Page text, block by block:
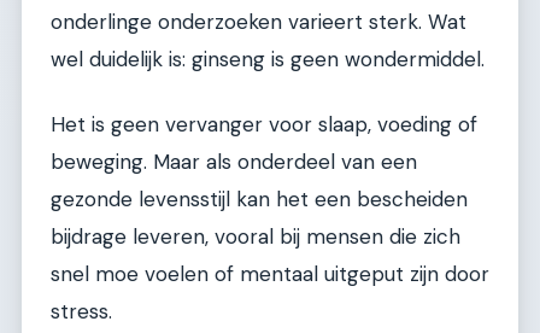
onderlinge onderzoeken varieert sterk. Wat
wel duidelijk is: ginseng is geen wondermiddel.
Het is geen vervanger voor slaap, voeding of
beweging. Maar als onderdeel van een
gezonde levensstijl kan het een bescheiden
bijdrage leveren, vooral bij mensen die zich
snel moe voelen of mentaal uitgeput zijn door
stress.